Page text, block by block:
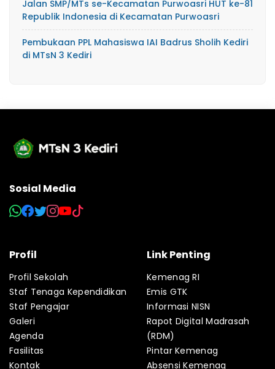
Jalan SMP/MTs se-Kecamatan Purwoasri HUT ke-81
Republik Indonesia di Kecamatan Purwoasri
Pembukaan PPL Mahasiswa IAI Badrus Sholih Kediri
di MTsN 3 Kediri
Sosial Media
Profil
Profil Sekolah
Staf Tenaga Kependidikan
Staf Pengajar
Galeri
Agenda
Fasilitas
Kontak
Link Penting
Kemenag RI
Emis GTK
Informasi NISN
Rapot Digital Madrasah
(RDM)
Pintar Kemenag
Absensi Kemenag